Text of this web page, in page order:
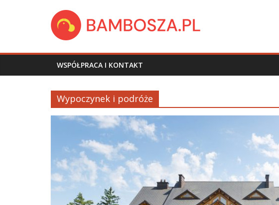
bambosza.pl
WSPÓŁPRACA I KONTAKT
Wypoczynek i podróże